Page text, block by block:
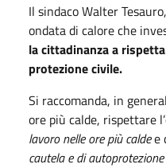
Il sindaco Walter
ondata di calore che
la cittadinanza a
protezione civile.
Si raccomanda, in
ore più calde, rispettare
lavoro nelle ore più caldee
cautela e di autoprotezione